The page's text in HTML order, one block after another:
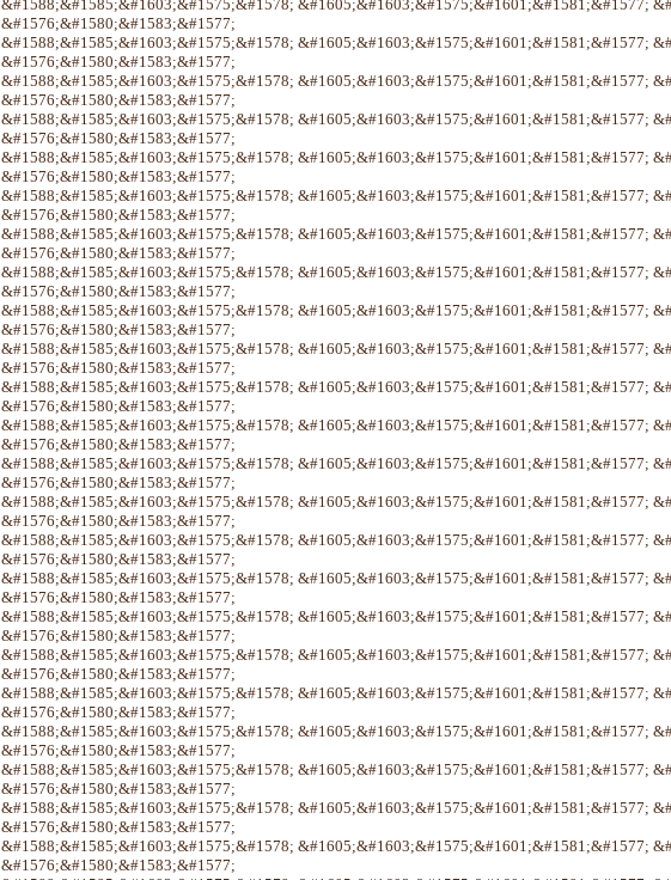
&#1588;&#1585;&#1603;&#1575;&#1578; &#1605;&#1603;&#1575;&#1601;&#1581;&#1577;
&#1576;&#1580;&#1583;&#1577;
&#1588;&#1585;&#1603;&#1575;&#1578; &#1605;&#1603;&#1575;&#1601;&#1581;&#1577;
&#1576;&#1580;&#1583;&#1577;
&#1588;&#1585;&#1603;&#1575;&#1578; &#1605;&#1603;&#1575;&#1601;&#1581;&#1577;
&#1576;&#1580;&#1583;&#1577;
&#1588;&#1585;&#1603;&#1575;&#1578; &#1605;&#1603;&#1575;&#1601;&#1581;&#1577;
&#1576;&#1580;&#1583;&#1577;
&#1588;&#1585;&#1603;&#1575;&#1578; &#1605;&#1603;&#1575;&#1601;&#1581;&#1577;
&#1576;&#1580;&#1583;&#1577;
&#1588;&#1585;&#1603;&#1575;&#1578; &#1605;&#1603;&#1575;&#1601;&#1581;&#1577;
&#1576;&#1580;&#1583;&#1577;
&#1588;&#1585;&#1603;&#1575;&#1578; &#1605;&#1603;&#1575;&#1601;&#1581;&#1577;
&#1576;&#1580;&#1583;&#1577;
&#1588;&#1585;&#1603;&#1575;&#1578; &#1605;&#1603;&#1575;&#1601;&#1581;&#1577;
&#1576;&#1580;&#1583;&#1577;
&#1588;&#1585;&#1603;&#1575;&#1578; &#1605;&#1603;&#1575;&#1601;&#1581;&#1577;
&#1576;&#1580;&#1583;&#1577;
&#1588;&#1585;&#1603;&#1575;&#1578; &#1605;&#1603;&#1575;&#1601;&#1581;&#1577;
&#1576;&#1580;&#1583;&#1577;
&#1588;&#1585;&#1603;&#1575;&#1578; &#1605;&#1603;&#1575;&#1601;&#1581;&#1577;
&#1576;&#1580;&#1583;&#1577;
&#1588;&#1585;&#1603;&#1575;&#1578; &#1605;&#1603;&#1575;&#1601;&#1581;&#1577;
&#1576;&#1580;&#1583;&#1577;
&#1588;&#1585;&#1603;&#1575;&#1578; &#1605;&#1603;&#1575;&#1601;&#1581;&#1577;
&#1576;&#1580;&#1583;&#1577;
&#1588;&#1585;&#1603;&#1575;&#1578; &#1605;&#1603;&#1575;&#1601;&#1581;&#1577;
&#1576;&#1580;&#1583;&#1577;
&#1588;&#1585;&#1603;&#1575;&#1578; &#1605;&#1603;&#1575;&#1601;&#1581;&#1577;
&#1576;&#1580;&#1583;&#1577;
&#1588;&#1585;&#1603;&#1575;&#1578; &#1605;&#1603;&#1575;&#1601;&#1581;&#1577;
&#1576;&#1580;&#1583;&#1577;
&#1588;&#1585;&#1603;&#1575;&#1578; &#1605;&#1603;&#1575;&#1601;&#1581;&#1577;
&#1576;&#1580;&#1583;&#1577;
&#1588;&#1585;&#1603;&#1575;&#1578; &#1605;&#1603;&#1575;&#1601;&#1581;&#1577;
&#1576;&#1580;&#1583;&#1577;
&#1588;&#1585;&#1603;&#1575;&#1578; &#1605;&#1603;&#1575;&#1601;&#1581;&#1577;
&#1576;&#1580;&#1583;&#1577;
&#1588;&#1585;&#1603;&#1575;&#1578; &#1605;&#1603;&#1575;&#1601;&#1581;&#1577;
&#1576;&#1580;&#1583;&#1577;
&#1588;&#1585;&#1603;&#1575;&#1578; &#1605;&#1603;&#1575;&#1601;&#1581;&#1577;
&#1576;&#1580;&#1583;&#1577;
&#1588;&#1585;&#1603;&#1575;&#1578; &#1605;&#1603;&#1575;&#1601;&#1581;&#1577;
&#1576;&#1580;&#1583;&#1577;
&#1588;&#1585;&#1603;&#1575;&#1578; &#1605;&#1603;&#1575;&#1601;&#1581;&#1577;
&#1576;&#1580;&#1583;&#1577;